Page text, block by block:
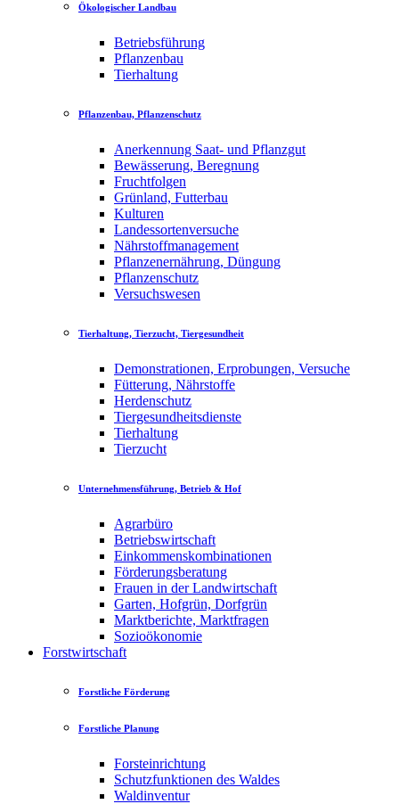
Ökologischer Landbau
Betriebsführung
Pflanzenbau
Tierhaltung
Pflanzenbau, Pflanzenschutz
Anerkennung Saat- und Pflanzgut
Bewässerung, Beregnung
Fruchtfolgen
Grünland, Futterbau
Kulturen
Landessortenversuche
Nährstoffmanagement
Pflanzenernährung, Düngung
Pflanzenschutz
Versuchswesen
Tierhaltung, Tierzucht, Tiergesundheit
Demonstrationen, Erprobungen, Versuche
Fütterung, Nährstoffe
Herdenschutz
Tiergesundheitsdienste
Tierhaltung
Tierzucht
Unternehmensführung, Betrieb & Hof
Agrarbüro
Betriebswirtschaft
Einkommenskombinationen
Förderungsberatung
Frauen in der Landwirtschaft
Garten, Hofgrün, Dorfgrün
Marktberichte, Marktfragen
Sozioökonomie
Forstwirtschaft
Forstliche Förderung
Forstliche Planung
Forsteinrichtung
Schutzfunktionen des Waldes
Waldinventur